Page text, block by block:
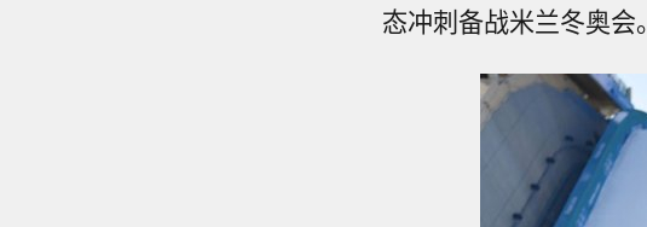
态冲刺备战米兰冬奥会。